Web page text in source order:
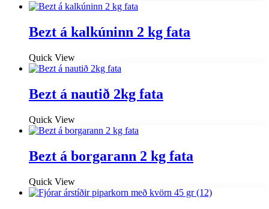
Bezt á kalkúninn 2 kg fata
Quick View
Bezt á nautið 2kg fata
Quick View
Bezt á borgarann 2 kg fata
Quick View